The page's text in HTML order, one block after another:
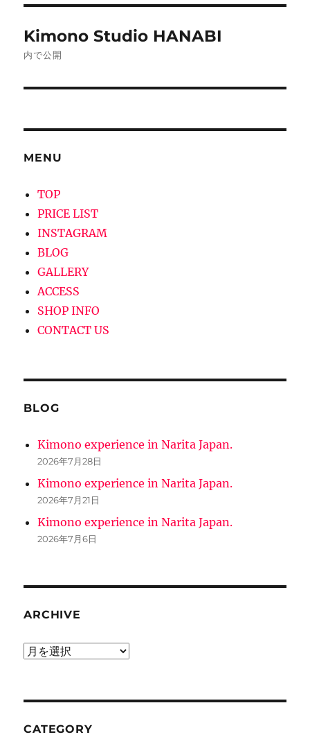
稿
ゲ
ー
シ
ョ
ン
Kimono Studio HANABI
内で公開
MENU
TOP
PRICE LIST
INSTAGRAM
BLOG
GALLERY
ACCESS
SHOP INFO
CONTACT US
BLOG
Kimono experience in Narita Japan.
2026年7月28日
Kimono experience in Narita Japan.
2026年7月21日
Kimono experience in Narita Japan.
2026年7月6日
ARCHIVE
ARCHIVE
CATEGORY